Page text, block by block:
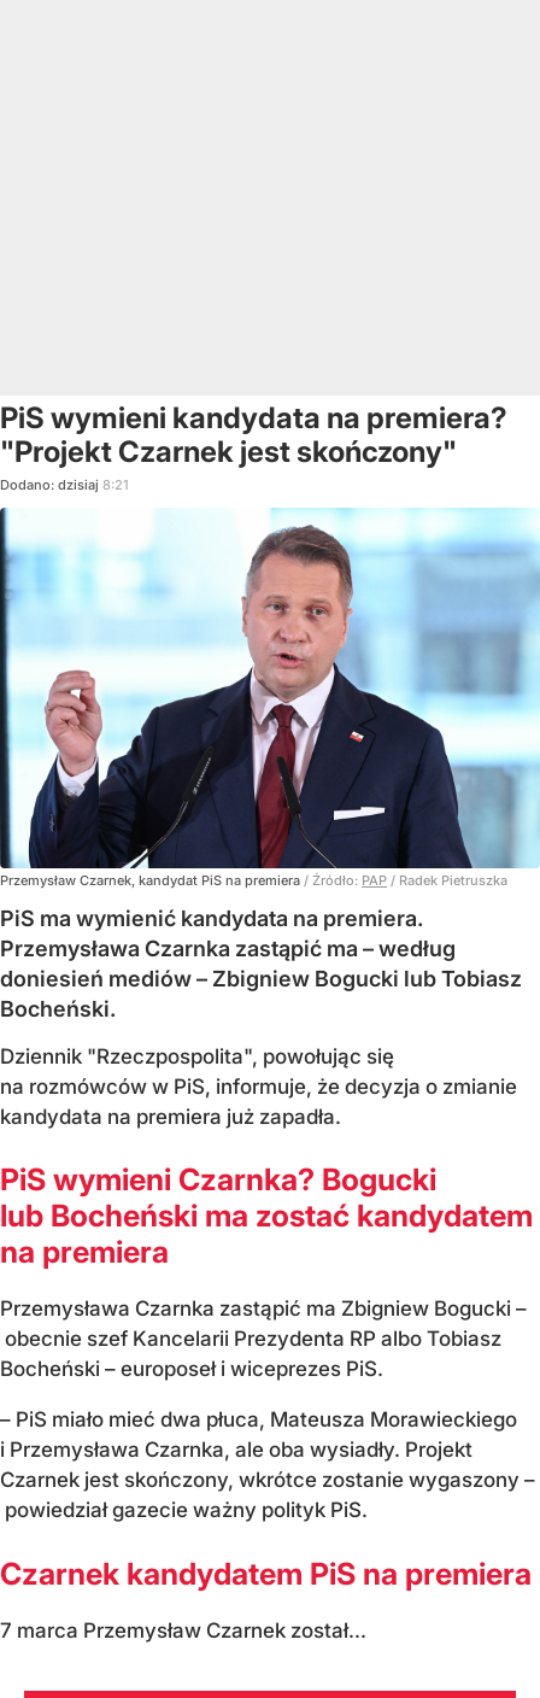
PiS wymieni kandydata na premiera?
"Projekt Czarnek jest skończony"
Dodano: dzisiaj 8:21
Przemysław Czarnek, kandydat PiS na premiera / Źródło: PAP / Radek Pietruszka
PiS ma wymienić kandydata na premiera.
Przemysława Czarnka zastąpić ma – według
doniesień mediów – Zbigniew Bogucki lub Tobiasz
Bocheński.
Dziennik "Rzeczpospolita", powołując się
na rozmówców w PiS, informuje, że decyzja o zmianie
kandydata na premiera już zapadła.
PiS wymieni Czarnka? Bogucki
lub Bocheński ma zostać kandydatem
na premiera
Przemysława Czarnka zastąpić ma Zbigniew Bogucki –
obecnie szef Kancelarii Prezydenta RP albo Tobiasz
Bocheński – europoseł i wiceprezes PiS.
– PiS miało mieć dwa płuca, Mateusza Morawieckiego
i Przemysława Czarnka, ale oba wysiadły. Projekt
Czarnek jest skończony, wkrótce zostanie wygaszony –
powiedział gazecie ważny polityk PiS.
Czarnek kandydatem PiS na premiera
7 marca Przemysław Czarnek został...